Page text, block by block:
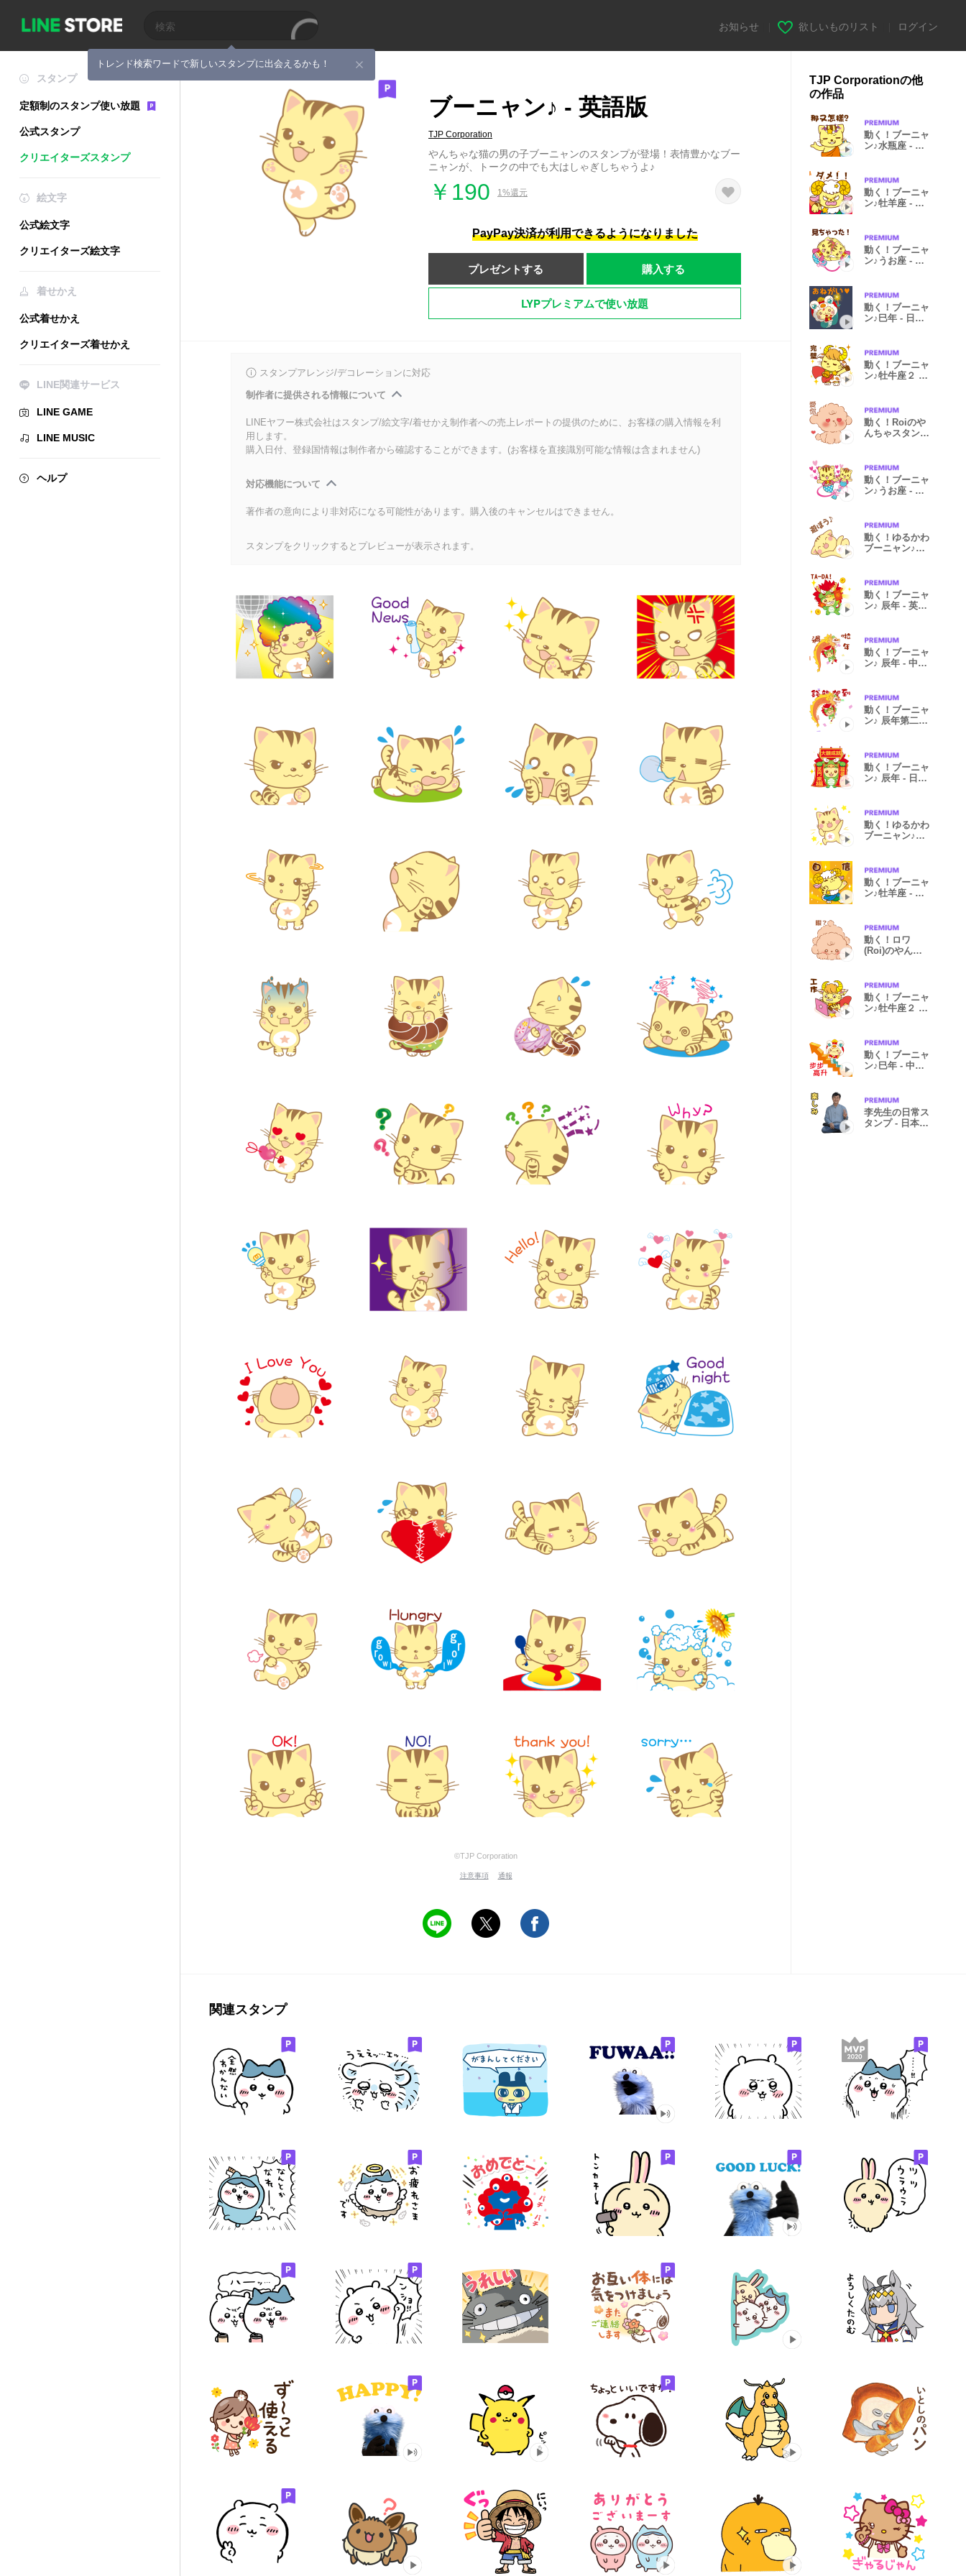
トレンド検索ワードで新しいスタンプに出会えるかも！
お知らせ 欲しいものリスト ログイン
スタンプ
定額制のスタンプ使い放題
公式スタンプ
クリエイターズスタンプ
絵文字
公式絵文字
クリエイターズ絵文字
着せかえ
公式着せかえ
クリエイターズ着せかえ
LINE関連サービス
LINE GAME
LINE MUSIC
ヘルプ
ブーニャン♪ - 英語版
TJP Corporation
やんちゃな猫の男の子ブーニャンのスタンプが登場！表情豊かなブー
ニャンが、トークの中でも大はしゃぎしちゃうよ♪
￥190 1%還元
PayPay決済が利用できるようになりました
プレゼントする 購入する
LYPプレミアムで使い放題
スタンプアレンジ/デコレーションに対応
制作者に提供される情報について
LINEヤフー株式会社はスタンプ/絵文字/着せかえ制作者への売上レポートの提供のために、お客様の購入情報を利
用します。
購入日付、登録国情報は制作者から確認することができます。(お客様を直接識別可能な情報は含まれません)
対応機能について
著作者の意向により非対応になる可能性があります。購入後のキャンセルはできません。
スタンプをクリックするとプレビューが表示されます。
©TJP Corporation
注意事項 通報
TJP Corporationの他
の作品
動く！ブーニャ
ン♪水瓶座 - 中
動く！ブーニャ
ン♪牡羊座 - 日
動く！ブーニャ
ン♪うお座 - 日
動く！ブーニャ
ン♪巳年 - 日本
動く！ブーニャ
ン♪牡牛座２ -
動く！Roiのや
んちゃスタン
動く！ブーニャ
ン♪うお座 - 中
動く！ゆるかわ
ブーニャン♪日
動く！ブーニャ
ン♪ 辰年 - 英語
動く！ブーニャ
ン♪ 辰年 - 中国
動く！ブーニャ
ン♪ 辰年第二弾
動く！ブーニャ
ン♪ 辰年 - 日本
動く！ゆるかわ
ブーニャン♪日
動く！ブーニャ
ン♪牡羊座 - 中
動く！ロワ
(Roi)のやんち
動く！ブーニャ
ン♪牡牛座２ -
動く！ブーニャ
ン♪巳年 - 中国
李先生の日常ス
タンプ - 日本語
関連スタンプ